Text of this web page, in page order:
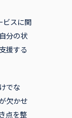
ビスに関
分の状
援する
でな
欠かせ
点を整